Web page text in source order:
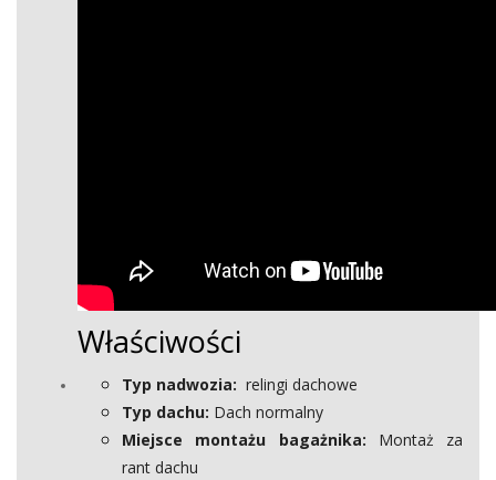
Właściwości
Typ nadwozia: relingi dachowe
Typ dachu: Dach normalny
Miejsce montażu bagażnika:
Montaż za
rant dachu